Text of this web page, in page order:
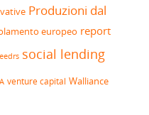
Produzioni dal
europeo report
social lending
venture capital Walliance